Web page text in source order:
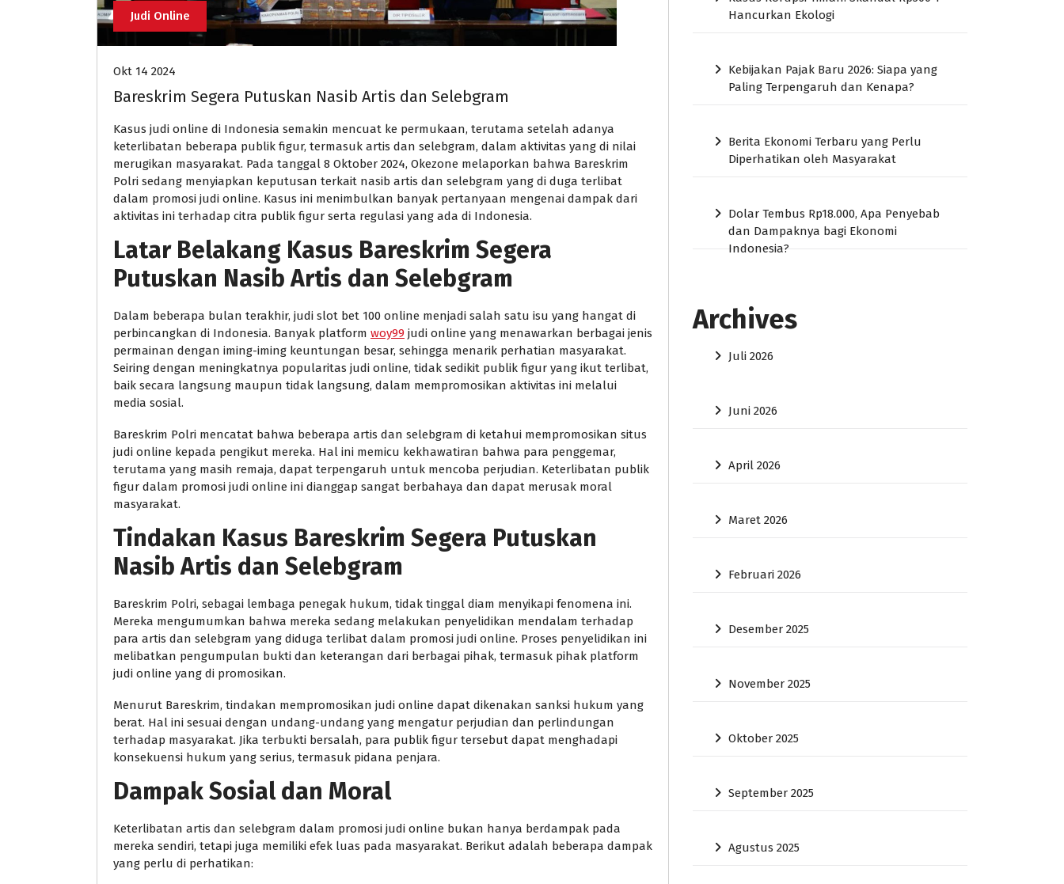
Judi Online
Okt 14 2024
Bareskrim Segera Putuskan Nasib Artis dan Selebgram
Kasus judi online di Indonesia semakin mencuat ke permukaan, terutama setelah adanya
keterlibatan beberapa publik figur, termasuk artis dan selebgram, dalam aktivitas yang di nilai
merugikan masyarakat. Pada tanggal 8 Oktober 2024, Okezone melaporkan bahwa Bareskrim
Polri sedang menyiapkan keputusan terkait nasib artis dan selebgram yang di duga terlibat
dalam promosi judi online. Kasus ini menimbulkan banyak pertanyaan mengenai dampak dari
aktivitas ini terhadap citra publik figur serta regulasi yang ada di Indonesia.
Latar Belakang Kasus Bareskrim Segera
Putuskan Nasib Artis dan Selebgram
Dalam beberapa bulan terakhir, judi slot bet 100 online menjadi salah satu isu yang hangat di
perbincangkan di Indonesia. Banyak platform woy99 judi online yang menawarkan berbagai jenis
permainan dengan iming-iming keuntungan besar, sehingga menarik perhatian masyarakat.
Seiring dengan meningkatnya popularitas judi online, tidak sedikit publik figur yang ikut terlibat,
baik secara langsung maupun tidak langsung, dalam mempromosikan aktivitas ini melalui
media sosial.
Bareskrim Polri mencatat bahwa beberapa artis dan selebgram di ketahui mempromosikan situs
judi online kepada pengikut mereka. Hal ini memicu kekhawatiran bahwa para penggemar,
terutama yang masih remaja, dapat terpengaruh untuk mencoba perjudian. Keterlibatan publik
figur dalam promosi judi online ini dianggap sangat berbahaya dan dapat merusak moral
masyarakat.
Tindakan Kasus Bareskrim Segera Putuskan
Nasib Artis dan Selebgram
Bareskrim Polri, sebagai lembaga penegak hukum, tidak tinggal diam menyikapi fenomena ini.
Mereka mengumumkan bahwa mereka sedang melakukan penyelidikan mendalam terhadap
para artis dan selebgram yang diduga terlibat dalam promosi judi online. Proses penyelidikan ini
melibatkan pengumpulan bukti dan keterangan dari berbagai pihak, termasuk pihak platform
judi online yang di promosikan.
Menurut Bareskrim, tindakan mempromosikan judi online dapat dikenakan sanksi hukum yang
berat. Hal ini sesuai dengan undang-undang yang mengatur perjudian dan perlindungan
terhadap masyarakat. Jika terbukti bersalah, para publik figur tersebut dapat menghadapi
konsekuensi hukum yang serius, termasuk pidana penjara.
Dampak Sosial dan Moral
Keterlibatan artis dan selebgram dalam promosi judi online bukan hanya berdampak pada
mereka sendiri, tetapi juga memiliki efek luas pada masyarakat. Berikut adalah beberapa dampak
yang perlu di perhatikan:
Hancurkan Ekologi
Kebijakan Pajak Baru 2026: Siapa yang
Paling Terpengaruh dan Kenapa?
Berita Ekonomi Terbaru yang Perlu
Diperhatikan oleh Masyarakat
Dolar Tembus Rp18.000, Apa Penyebab
dan Dampaknya bagi Ekonomi
Indonesia?
Archives
Juli 2026
Juni 2026
April 2026
Maret 2026
Februari 2026
Desember 2025
November 2025
Oktober 2025
September 2025
Agustus 2025